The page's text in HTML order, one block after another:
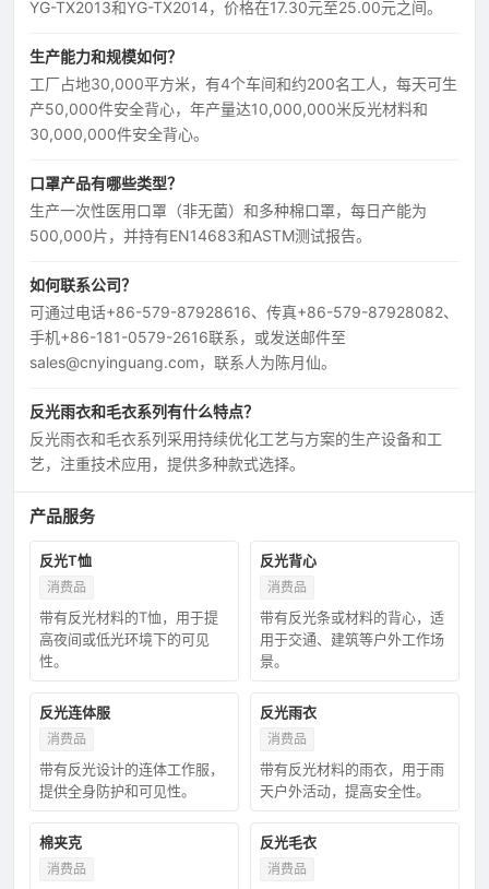
YG-TX2013和YG-TX2014，价格在17.30元至25.00元之间。
生产能力和规模如何？
工厂占地30,000平方米，有4个车间和约200名工人，每天可生
产50,000件安全背心，年产量达10,000,000米反光材料和
30,000,000件安全背心。
口罩产品有哪些类型？
生产一次性医用口罩（非无菌）和多种棉口罩，每日产能为
500,000片，并持有EN14683和ASTM测试报告。
如何联系公司？
可通过电话+86-579-87928616、传真+86-579-87928082、
手机+86-181-0579-2616联系，或发送邮件至
sales@cnyinguang.com，联系人为陈月仙。
反光雨衣和毛衣系列有什么特点？
反光雨衣和毛衣系列采用持续优化工艺与方案的生产设备和工
艺，注重技术应用，提供多种款式选择。
产品服务
反光T恤
消费品
带有反光材料的T恤，用于提
高夜间或低光环境下的可见
性。
反光背心
消费品
带有反光条或材料的背心，适
用于交通、建筑等户外工作场
景。
反光连体服
消费品
带有反光设计的连体工作服，
提供全身防护和可见性。
反光雨衣
消费品
带有反光材料的雨衣，用于雨
天户外活动，提高安全性。
棉夹克
消费品
反光毛衣
消费品